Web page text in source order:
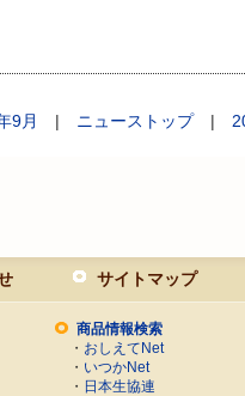
9月 | ニューストップ |
サイトマップ
商品情報検索
・ おしえてNet
・ いつかNet
・ 日本生協連